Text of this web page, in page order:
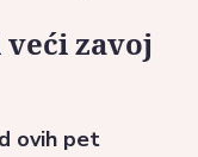
zavoj
ovih pet